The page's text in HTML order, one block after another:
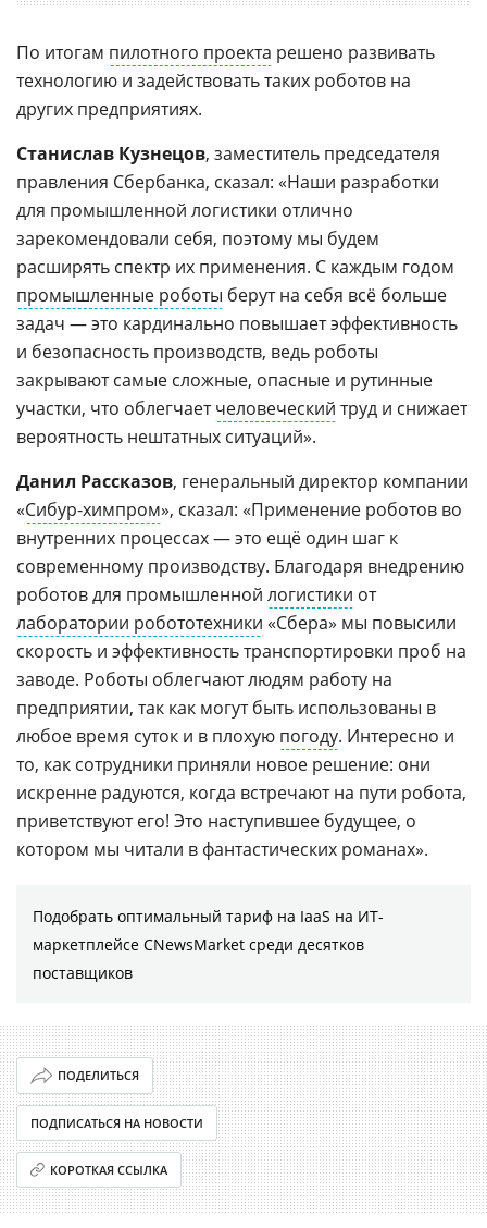
По итогам пилотного проекта решено развивать
технологию и задействовать таких роботов на
других предприятиях.
Станислав Кузнецов, заместитель председателя
правления Сбербанка, сказал: «Наши разработки
для промышленной логистики отлично
зарекомендовали себя, поэтому мы будем
расширять спектр их применения. С каждым годом
промышленные роботы берут на себя всё больше
задач — это кардинально повышает эффективность
и безопасность производств, ведь роботы
закрывают самые сложные, опасные и рутинные
участки, что облегчаетчеловеческий труд и снижает
вероятность нештатных ситуаций».
Данил Рассказов, генеральный директор компании
«Сибур-химпром», сказал: «Применение роботов во
внутренних процессах — это ещё один шаг к
современному производству. Благодаря внедрению
роботов для промышленной логистики от
лаборатории робототехники «Сбера» мы повысили
скорость и эффективность транспортировки проб на
заводе. Роботы облегчают людям работу на
предприятии, так как могут быть использованы в
любое время суток и в плохую погоду. Интересно и
то, как сотрудники приняли новое решение: они
искренне радуются, когда встречают на пути робота,
приветствуют его! Это наступившее будущее, о
котором мы читали в фантастических романах».
Подобрать оптимальный тариф на IaaS на ИТ-
маркетплейсе CNewsMarket среди десятков
поставщиков
ПОДЕЛИТЬСЯ
ПОДПИСАТЬСЯ НА НОВОСТИ
КОРОТКАЯ ССЫЛКА